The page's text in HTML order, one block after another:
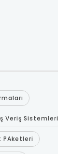
Veriş Sistemleri
PAketleri